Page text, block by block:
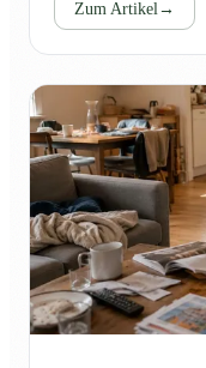
Zum Artikel→